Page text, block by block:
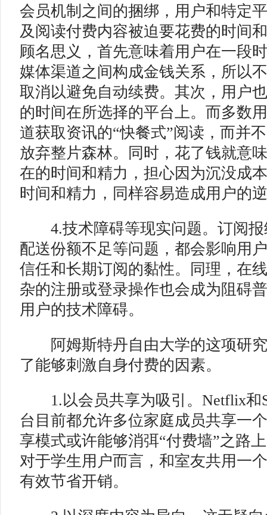
会员机制之间的捆绑，用户和特定
及阅读付费内容被迫要花费的时间
顾名思义，首先意味着用户在一段
媒体渠道之间构成金钱关系，所以
取消以避免自动续费。其次，用户
的时间在所选择的平台上。而多数
道获取资讯的“快餐式”阅读，而并
放弃整片森林。同时，花了钱就意
在的时间和精力，担心因为沉没成
时间和精力，同样容易造成用户的
4.技术障碍等现实问题。订阅报
配送份额不足等问题，都会影响用
信任和长期订阅的黏性。同理，在
杂的注册或登录操作也会成为阻碍
用户的技术障碍。
阿姆斯特丹自由大学的这项研究
了能够刺激自身付费的因素。
1.以会员共享为吸引。Netflix和
台目前都允许多位家庭成员共享一
享模式或许能够消弭“付费墙”之路
对于学生用户而言，和室友共用一
有效节省开销。